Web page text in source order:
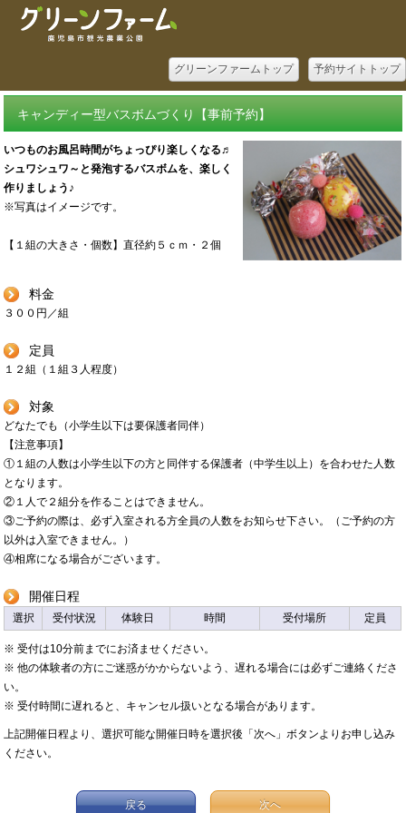
予約サイトトップ
グリーンファームトップ
キャンディー型バスボムづくり【事前予約】
いつものお風呂時間がちょっぴり楽しくなる♬
シュワシュワ～と発泡するバスボムを、楽しく
作りましょう♪
※写真はイメージです。
【１組の大きさ・個数】直径約５ｃｍ・２個
料金
３００円／組
定員
１２組（１組３人程度）
対象
どなたでも（小学生以下は要保護者同伴）
【注意事項】
①１組の人数は小学生以下の方と同伴する保護者（中学生以上）を合わせた人数
となります。
②１人で２組分を作ることはできません。
③ご予約の際は、必ず入室される方全員の人数をお知らせ下さい。（ご予約の方
以外は入室できません。）
④相席になる場合がございます。
開催日程
選択 受付状況 体験日 時間 受付場所 定員
※ 受付は10分前までにお済ませください。
※ 他の体験者の方にご迷惑がかからないよう、遅れる場合には必ずご連絡くださ
い。
※ 受付時間に遅れると、キャンセル扱いとなる場合があります。
上記開催日程より、選択可能な開催日時を選択後「次へ」ボタンよりお申し込み
ください。
戻る 次へ